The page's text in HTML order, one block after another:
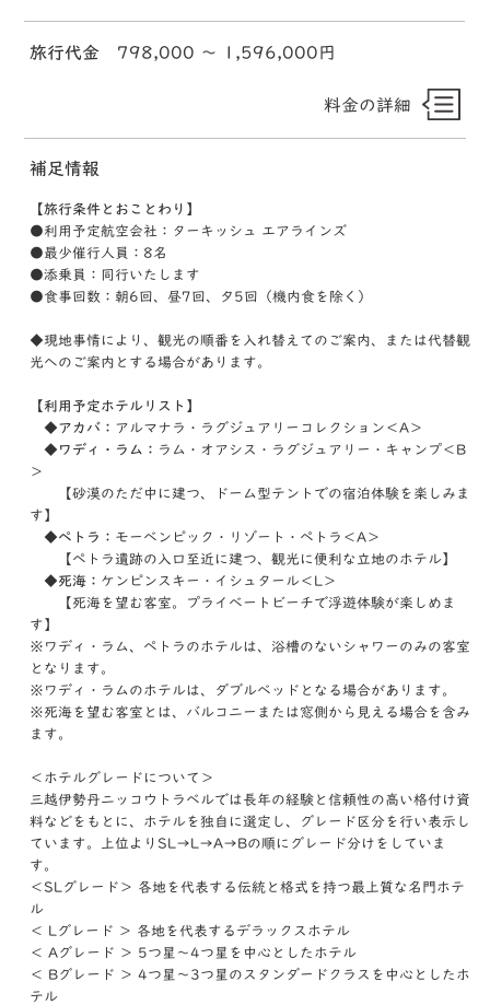
旅行代金 798,000 〜 1,596,000円
料金の詳細
補足情報
【旅行条件とおことわり】
●利用予定航空会社：ターキッシュ エアラインズ
●最少催行人員：8名
●添乗員：同行いたします
●食事回数：朝6回、昼7回、夕5回（機内食を除く）
◆現地事情により、観光の順番を入れ替えてのご案内、または代替観
光へのご案内とする場合があります。
【利用予定ホテルリスト】
◆アカバ： アルマナラ・ラグジュアリーコレクション＜A＞
◆ワディ・ラム： ラム・オアシス・ラグジュアリー・キャンプ＜B
＞
【砂漠のただ中に建つ、ドーム型テントでの宿泊体験を楽しみま
す】
◆ペトラ： モーベンピック・リゾート・ペトラ＜A＞
【ペトラ遺跡の入口至近に建つ、観光に便利な立地のホテル】
◆死海： ケンピンスキー・イシュタール＜L＞
【死海を望む客室。プライベートビーチで浮遊体験が楽しめま
す】
※ワディ・ラム、ペトラのホテルは、浴槽のないシャワーのみの客室
となります。
※ワディ・ラムのホテルは、ダブルベッドとなる場合があります。
※死海を望む客室とは、バルコニーまたは窓側から見える場合を含み
ます。
＜ホテルグレードについて＞
三越伊勢丹ニッコウトラベルでは長年の経験と信頼性の高い格付け資
料などをもとに、ホテルを独自に選定し、グレード区分を行い表示し
ています。上位よりSL→L→A→Bの順にグレード分けをしていま
す。
＜SLグレード＞ 各地を代表する伝統と格式を持つ最上質な名門ホテ
ル
＜ Lグレード ＞ 各地を代表するデラックスホテル
＜ Aグレード ＞ 5つ星～4つ星を中心としたホテル
＜ Bグレード ＞ 4つ星～3つ星のスタンダードクラスを中心としたホ
テル